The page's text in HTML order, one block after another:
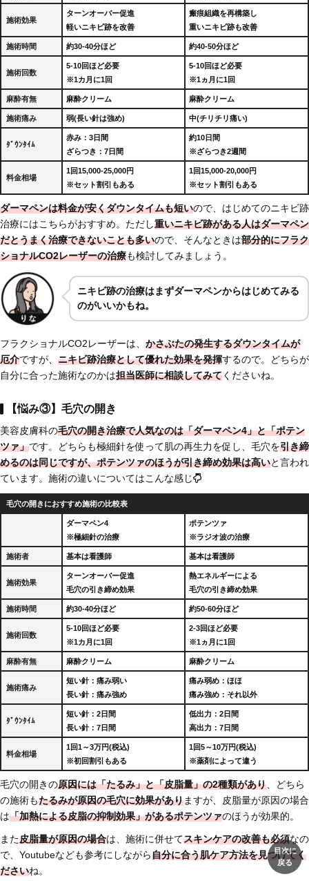
施術効果
ターンオーバー促進
軽いニキビ跡を改善
瘢痕組織を再構築し
重いニキビ跡も改善
施術時間 約30-40分ほど 約40-50分ほど
施術回数
5-10回ほど必要
※1カ月に1回
5-10回ほど必要
※1ヵ月に1回
麻酔有無 麻酔クリーム 麻酔クリーム
施術痛み 弱(長い針は強め) 中(チリチリ痛い)
ﾀﾞｳﾝﾀｲﾑ
赤み：3日間
ざらつき：7日間
約10日間
※ざらつき2週間
料金相場
1回15,000-25,000円
※セット割引もある
1回15,000-20,000円
※セット割引もある
ダーマペンは料金が安くダウンタイムも短いので、はじめてのニキビ跡
治療にはこちらがおすすめ。ただし重いニキビ跡がある人はダーマペン
だとうまく治療できないことも多いので、そんなときは部分的にフラク
ショナルCO2レーザーの治療も検討してみましょう。
ニキビ跡の治療はまずダーマペンからはじめてみる
のがいいかもね。
フラクショナルCO2レーザーは、 かさぶたの発生するダウンタイムが
厄介ですが、 ニキビ跡治療として優れた効果を発揮するので。どちらが
自分に合った施術なのかは担当医師に相談してみてくださいね。
【悩み③】毛穴の開き
美容皮膚科の毛穴の開き治療で人気なのは「ダーマペン4」と「ポテン
ツァ」です。どちらも極細針を使って肌の再生力を促し、毛穴を引き締
めるのは同じですが、ポテンツァのほうが引き締め効果は高いと言われ
ています。施術の違いについてはこんな感じ
毛穴の開きにおすすめ施術の比較表
ダーマペン4
※極細針の治療
ポテンツァ
※ラジオ波の治療
施術者 基本は看護師 基本は看護師
施術効果
ターンオーバー促進
毛穴の引き締め効果
熱エネルギーによる
毛穴の引き締め効果
施術時間 約30-40分ほど 約50-60分ほど
施術回数
5-10回ほど必要
※1カ月に1回
2-3回ほど必要
※1ヵ月に1回
麻酔有無 麻酔クリーム 麻酔クリーム
施術痛み
短い針：痛み弱い
長い針：痛み強め
痛み弱め：ほほ
痛み強め：それ以外
ﾀﾞｳﾝﾀｲﾑ
短い針：2日間
長い針：7日間
低出力：2日間
高出力：7日間
料金相場
1回1～3万円(税込)
※初回割引もある
1回5～10万円(税込)
※薬剤によって違う
毛穴の開きの原因には「たるみ」と「皮脂量」の2種類があり 、どちら
の施術もたるみが原因の毛穴に効果がありますが、皮脂量が原因の場合
は「加熱による皮脂の抑制効果」があるポテンツァのほうが効果的。
また皮脂量が原因の場合は、施術に併せてスキンケアの改善も必須なの
で、Youtubeなども参考にしながら自分に合う肌ケア方法を見つけてく
ださいね。
目次に
戻る